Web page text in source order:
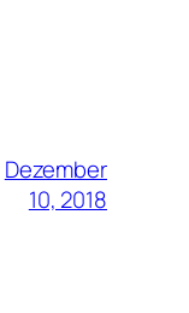
Dezember
10, 2018